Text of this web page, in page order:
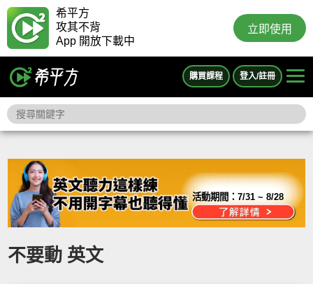
希平方
攻其不背
App 開放下載中
立即使用
購買課程 登入/註冊
活動期間：7/31 ~ 8/28
不要動 英文